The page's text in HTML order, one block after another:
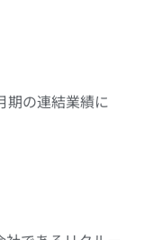
期の連結業績に